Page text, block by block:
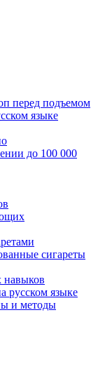
перед подъемом
языке
до 100 000
сигареты
навыков
русском языке
и методы